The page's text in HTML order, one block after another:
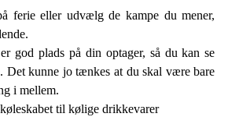
ferie eller udvælg de kampe du mener,
god plads på din optager, så du kan se
Det kunne jo tænkes at du skal være bare
i mellem.
til kølige drikkevarer